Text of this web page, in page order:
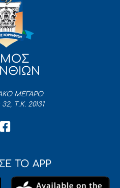
ΜΕΓΑΡΟ
Τ.Κ. 20131
ΤΟ APP